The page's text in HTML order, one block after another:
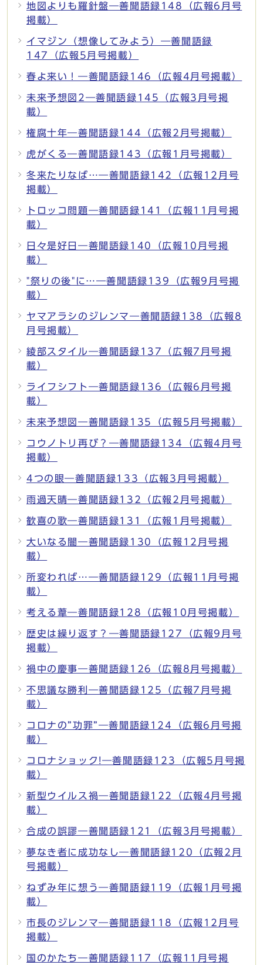
地図よりも羅針盤―善聞語録148（広報6月号
掲載）
イマジン（想像してみよう）―善聞語録
147（広報5月号掲載）
春よ来い！―善聞語録146（広報4月号掲載）
未来予想図2―善聞語録145（広報3月号掲
載）
権腐十年―善聞語録144（広報2月号掲載）
虎がくる―善聞語録143（広報1月号掲載）
冬来たりなば…―善聞語録142（広報12月号
掲載）
トロッコ問題―善聞語録141（広報11月号掲
載）
日々是好日―善聞語録140（広報10月号掲
載）
"祭りの後"に…―善聞語録139（広報9月号掲
載）
ヤマアラシのジレンマ―善聞語録138（広報8
月号掲載）
綾部スタイル―善聞語録137（広報7月号掲
載）
ライフシフト―善聞語録136（広報6月号掲
載）
未来予想図―善聞語録135（広報5月号掲載）
コウノトリ再び？―善聞語録134（広報4月号
掲載）
4つの眼―善聞語録133（広報3月号掲載）
雨過天晴―善聞語録132（広報2月号掲載）
歓喜の歌―善聞語録131（広報1月号掲載）
大いなる闇―善聞語録130（広報12月号掲
載）
所変われば…―善聞語録129（広報11月号掲
載）
考える葦―善聞語録128（広報10月号掲載）
歴史は繰り返す？―善聞語録127（広報9月号
掲載）
禍中の慶事―善聞語録126（広報8月号掲載）
不思議な勝利―善聞語録125（広報7月号掲
載）
コロナの”功罪”―善聞語録124（広報6月号掲
載）
コロナショック!―善聞語録123（広報5月号掲
載）
新型ウイルス禍―善聞語録122（広報4月号掲
載）
合成の誤謬―善聞語録121（広報3月号掲載）
夢なき者に成功なし―善聞語録120（広報2月
号掲載）
ねずみ年に想う―善聞語録119（広報1月号掲
載）
市長のジレンマ―善聞語録118（広報12月号
掲載）
国のかたち―善聞語録117（広報11月号掲